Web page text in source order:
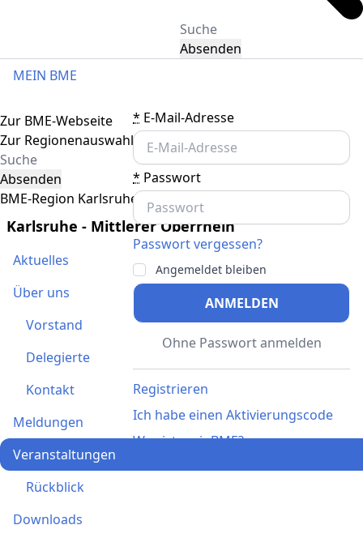
Absenden
MEIN BME
* E-Mail-Adresse
* Passwort
Passwort vergessen?
Angemeldet bleiben
ANMELDEN
Ohne Passwort anmelden
Registrieren
Ich habe einen Aktivierungscode
Was ist meinBME?
Toggle navigation
Zur BME-Webseite
Zur Regionenauswahl
Absenden
BME-Region Karlsruhe - Mittlerer Oberrhein
Karlsruhe - Mittlerer Oberrhein
Aktuelles
Über uns
Vorstand
Delegierte
Kontakt
Meldungen
Veranstaltungen
Rückblick
Downloads